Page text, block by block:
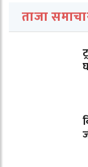
ताजा